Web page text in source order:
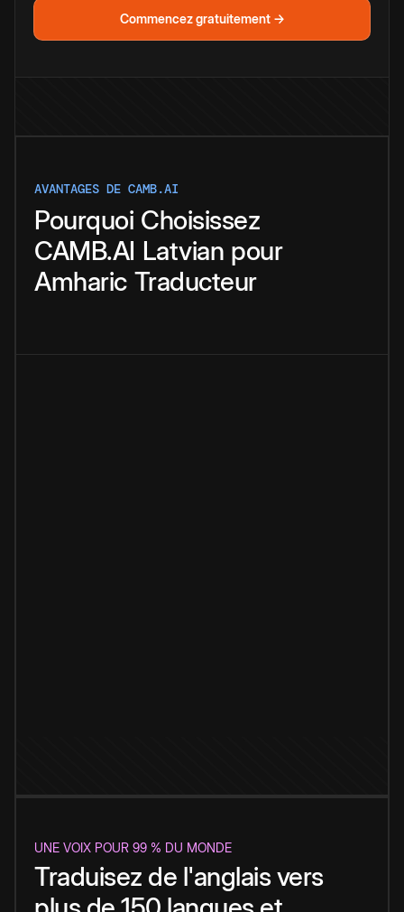
Commencez gratuitement →
AVANTAGES DE CAMB.AI
Pourquoi Choisissez
CAMB.AI Latvian pour
Amharic Traducteur
UNE VOIX POUR 99 % DU MONDE
Traduisez de l'anglais vers